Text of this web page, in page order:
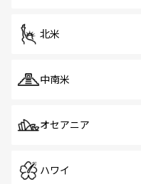
北米
中南米
オセアニア
ハワイ